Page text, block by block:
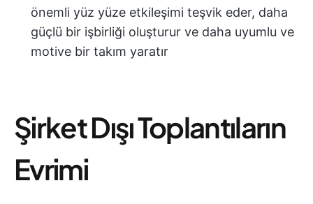
önemli yüz yüze etkileşimi teşvik eder, daha
güçlü bir işbirliği oluşturur ve daha uyumlu ve
motive bir takım yaratır
Şirket Dışı Toplantıların
Evrimi